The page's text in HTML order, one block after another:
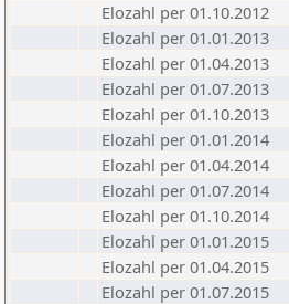
Elozahl per 01.10.2012
Elozahl per 01.01.2013
Elozahl per 01.04.2013
Elozahl per 01.07.2013
Elozahl per 01.10.2013
Elozahl per 01.01.2014
Elozahl per 01.04.2014
Elozahl per 01.07.2014
Elozahl per 01.10.2014
Elozahl per 01.01.2015
Elozahl per 01.04.2015
Elozahl per 01.07.2015